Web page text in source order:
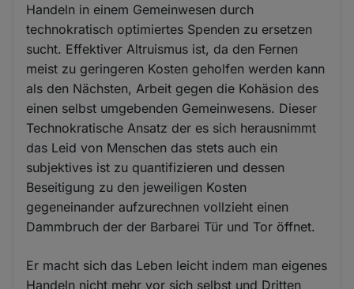
Handeln in einem Gemeinwesen durch
technokratisch optimiertes Spenden zu ersetzen
sucht. Effektiver Altruismus ist, da den Fernen
meist zu geringeren Kosten geholfen werden kann
als den Nächsten, Arbeit gegen die Kohäsion des
einen selbst umgebenden Gemeinwesens. Dieser
Technokratische Ansatz der es sich herausnimmt
das Leid von Menschen das stets auch ein
subjektives ist zu quantifizieren und dessen
Beseitigung zu den jeweiligen Kosten
gegeneinander aufzurechnen vollzieht einen
Dammbruch der der Barbarei Tür und Tor öffnet.
Er macht sich das Leben leicht indem man eigenes
Handeln nicht mehr vor sich selbst und Dritten